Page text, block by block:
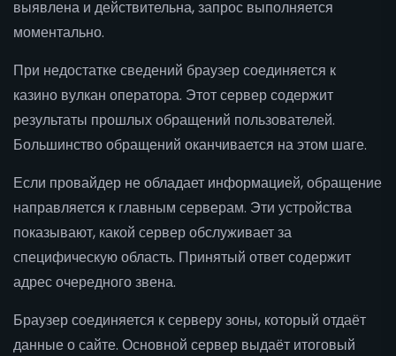
выявлена и действительна, запрос выполняется
моментально.
При недостатке сведений браузер соединяется к
казино вулкан оператора. Этот сервер содержит
результаты прошлых обращений пользователей.
Большинство обращений оканчивается на этом шаге.
Если провайдер не обладает информацией, обращение
направляется к главным серверам. Эти устройства
показывают, какой сервер обслуживает за
специфическую область. Принятый ответ содержит
адрес очередного звена.
Браузер соединяется к серверу зоны, который отдаёт
данные о сайте. Основной сервер выдаёт итоговый